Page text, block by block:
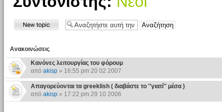
Ανακοινώσεις
Κανόνες λειτουργίας του φόρουμ
από akisp» 16:55 pm 20 02 2007
Απαγορεύονται τα greeklish ( διαβάστε το ''γιατί'' μέσα )
από akisp» 17:22 pm 29 10 2006